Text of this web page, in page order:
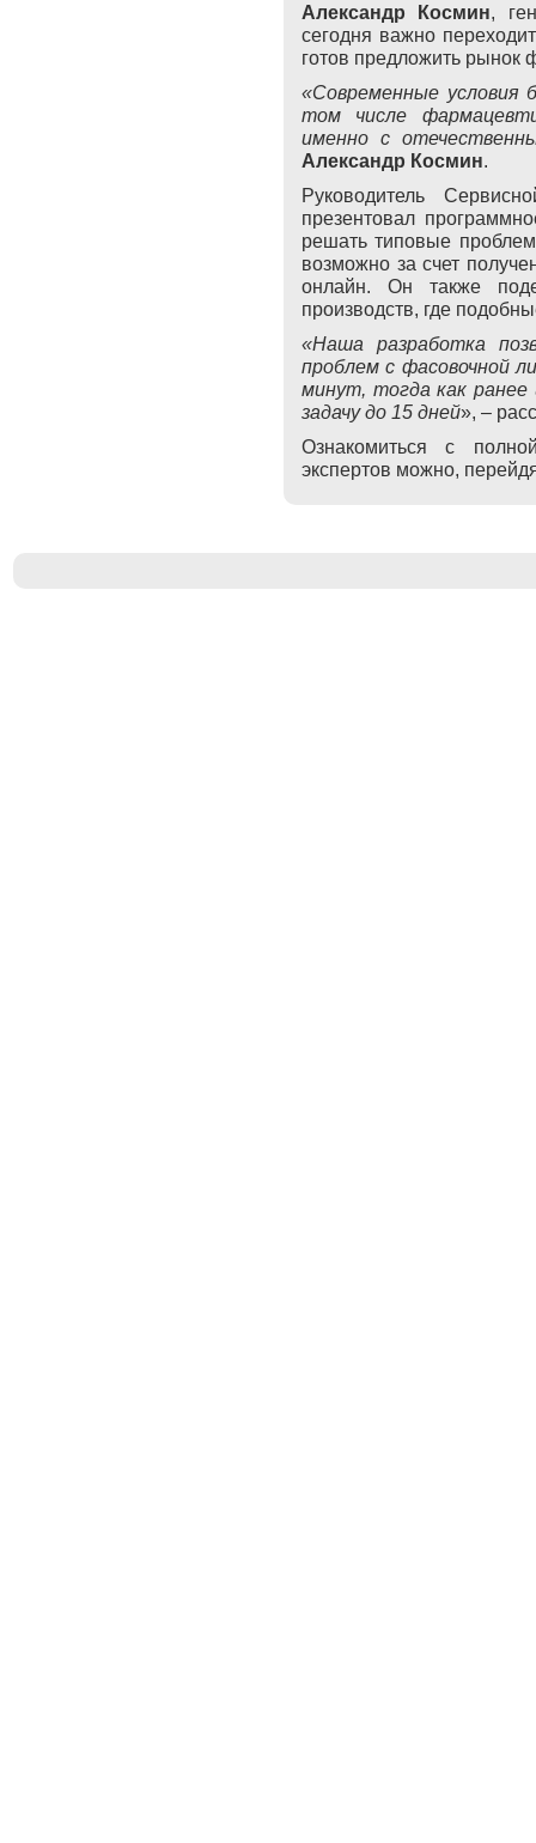
Александр
Космин,
сегодня важно
готов предложить рынок
«Современные условия
том числе
именно с
Александр Космин.
Руководитель
презентовал
решать типовые
возможно за счет
онлайн. Он также
производств, где
«Наша разработка
проблем с фасовочной
минут, тогда как
задачу до 15 дней», –
Ознакомиться с
экспертов можно,